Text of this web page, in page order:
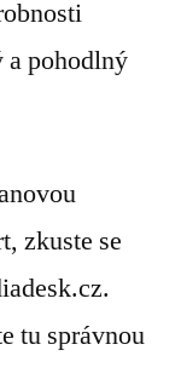
pohodlný
zkuste se
tu správnou